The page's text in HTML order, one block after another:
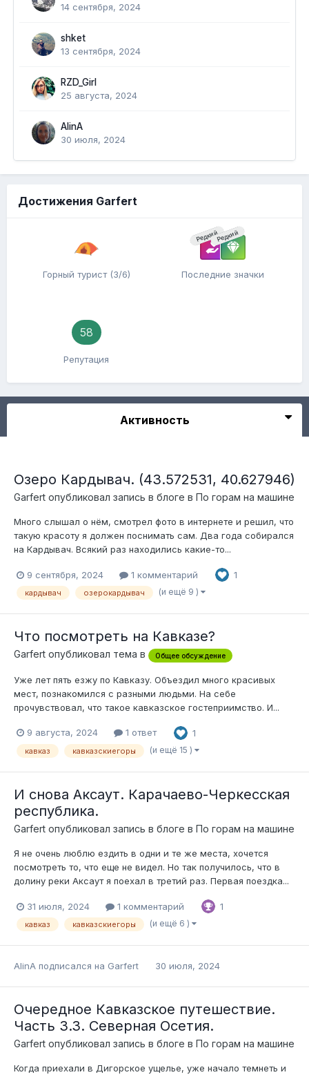
14 сентября, 2024
shket
13 сентября, 2024
RZD_Girl
25 августа, 2024
AlinA
30 июля, 2024
Достижения Garfert
Горный турист (3/6)
РедкийРедкий
Последние значки
58
Репутация
Активность
Озеро Кардывач. (43.572531, 40.627946)
Garfert опубликовал запись в блоге в По горам на машине
Много слышал о нём, смотрел фото в интернете и решил, что
такую красоту я должен поснимать сам. Два года собирался
на Кардывач. Всякий раз находились какие-то...
9 сентября, 2024 1 комментарий 1
кардывач озерокардывач (и ещё 9 )
Что посмотреть на Кавказе?
Garfert опубликовал тема в Общее обсуждение
Уже лет пять езжу по Кавказу. Объездил много красивых
мест, познакомился с разными людьми. На себе
прочувствовал, что такое кавказское гостеприимство. И...
9 августа, 2024 1 ответ 1
кавказ кавказскиегоры (и ещё 15 )
И снова Аксаут. Карачаево-Черкесская
республика.
Garfert опубликовал запись в блоге в По горам на машине
Я не очень люблю ездить в одни и те же места, хочется
посмотреть то, что еще не видел. Но так получилось, что в
долину реки Аксаут я поехал в третий раз. Первая поездка...
31 июля, 2024 1 комментарий 1
кавказ кавказскиегоры (и ещё 6 )
AlinA подписался на Garfert 30 июля, 2024
Очередное Кавказское путешествие.
Часть 3.3. Северная Осетия.
Garfert опубликовал запись в блоге в По горам на машине
Когда приехали в Дигорское ущелье, уже начало темнеть и